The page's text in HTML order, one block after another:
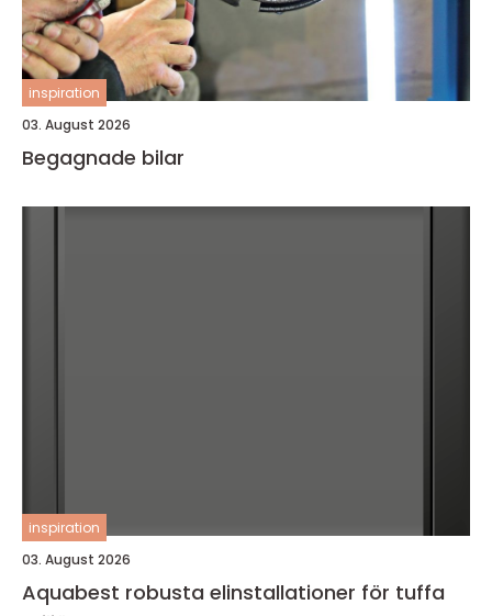
inspiration
03. August 2026
Begagnade bilar
inspiration
03. August 2026
Aquabest robusta elinstallationer för tuffa